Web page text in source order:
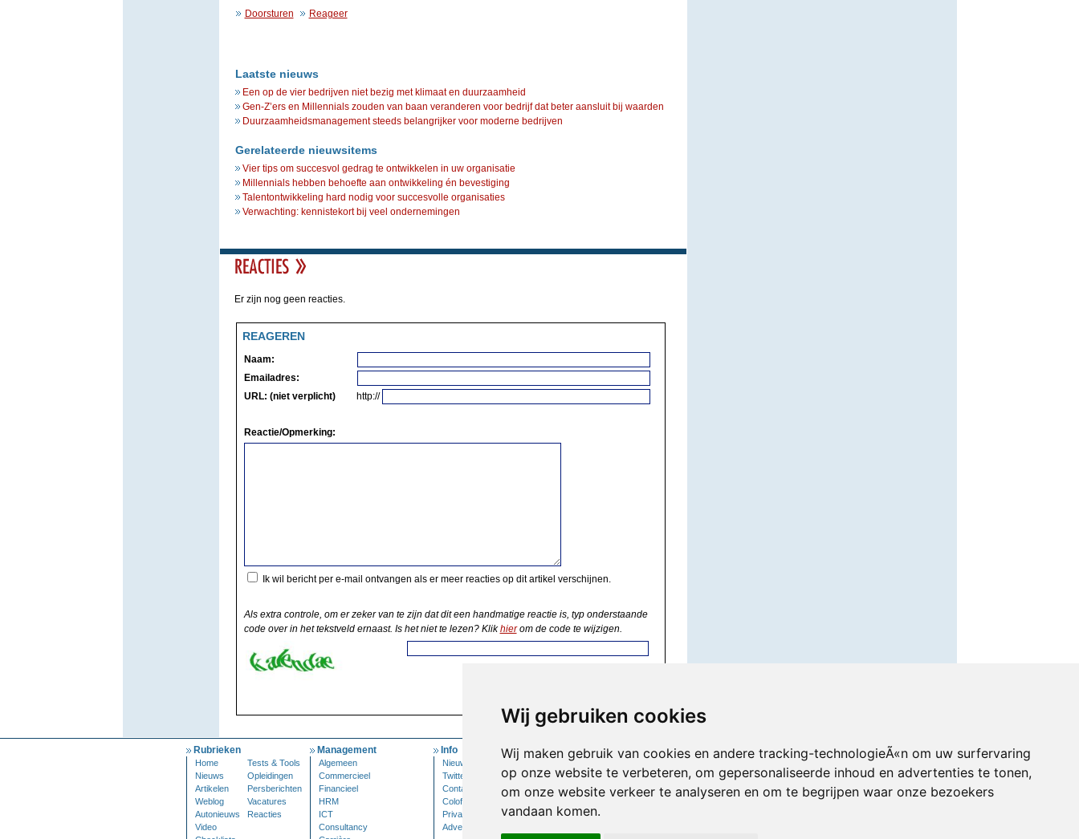
Wij gebruiken cookies
Wij maken gebruik van cookies en andere tracking-technologieÃ«n om uw surfervaring
op onze website te verbeteren, om gepersonaliseerde inhoud en advertenties te tonen,
om onze website verkeer te analyseren en om te begrijpen waar onze bezoekers
vandaan komen.
Doorsturen Reageer
Laatste nieuws
Een op de vier bedrijven niet bezig met klimaat en duurzaamheid
Gen-Z’ers en Millennials zouden van baan veranderen voor bedrijf dat beter aansluit bij waarden
Duurzaamheidsmanagement steeds belangrijker voor moderne bedrijven
Gerelateerde nieuwsitems
Vier tips om succesvol gedrag te ontwikkelen in uw organisatie
Millennials hebben behoefte aan ontwikkeling én bevestiging
Talentontwikkeling hard nodig voor succesvolle organisaties
Verwachting: kennistekort bij veel ondernemingen
Er zijn nog geen reacties.
REAGEREN
Naam:
Emailadres:
URL: (niet verplicht)
http://
Reactie/Opmerking:
Ik wil bericht per e-mail ontvangen als er meer reacties op dit artikel verschijnen.
Als extra controle, om er zeker van te zijn dat dit een handmatige reactie is, typ onderstaande
code over in het tekstveld ernaast. Is het niet te lezen? Klikhierom de code te wijzigen.
Rubrieken
Home
Tests & Tools
Nieuws
Opleidingen
Artikelen
Persberichten
Weblog
Vacatures
Autonieuws
Reacties
Video
Management
Algemeen
Commercieel
Financieel
HRM
ICT
Consultancy
Info
Nieuwsbrief
Twitter
Contact
Colofon
Privacy
Adverteren
Mijn Account
Inloggen